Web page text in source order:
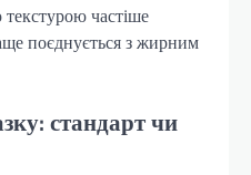
текстурою частіше
поєднується з жирним
стандарт чи